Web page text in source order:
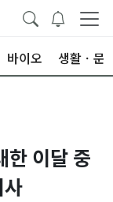
바이오 생활ㆍ문
한 이달 중